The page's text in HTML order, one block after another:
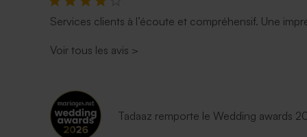
Services clients à l’écoute et compréhensif. Une
Voir tous les avis >
Tadaaz remporte le Wedding awards